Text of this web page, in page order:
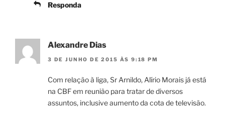
Responda
Alexandre Dias
3 DE JUNHO DE 2015 ÀS 9:18 PM
Com relação à liga, Sr Arnildo, Alírio Morais já está
na CBF em reunião para tratar de diversos
assuntos, inclusive aumento da cota de televisão.